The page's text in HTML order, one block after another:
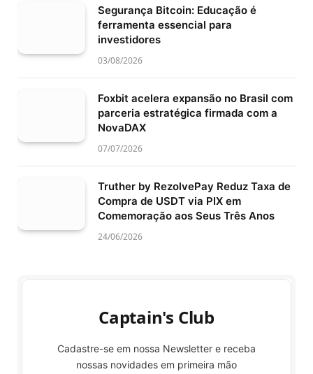
Segurança Bitcoin: Educação é
ferramenta essencial para
investidores
03/08/2026
Foxbit acelera expansão no Brasil com
parceria estratégica firmada com a
NovaDAX
07/07/2026
Truther by RezolvePay Reduz Taxa de
Compra de USDT via PIX em
Comemoração aos Seus Três Anos
24/06/2026
Captain's Club
Cadastre-se em nossa Newsletter e receba
nossas novidades em primeira mão